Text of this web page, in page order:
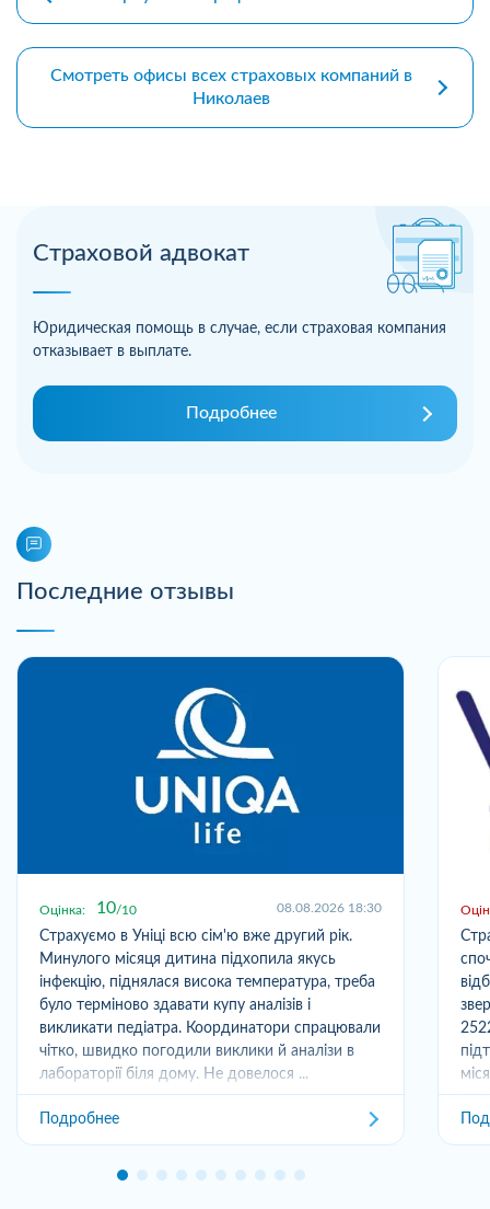
Страховой адвокат
Юридическая помощь в случае, если страховая компания
отказывает в выплате.
Подробнее
Последние отзывы
Оцінка: 10 10 08.08.2026 18:30
Страхуємо в Уніці всю сім'ю вже другий рік.
Минулого місяця дитина підхопила якусь
інфекцію, піднялася висока температура, треба
було терміново здавати купу аналізів і
викликати педіатра. Координатори спрацювали
чітко, швидко погодили виклики й аналізи в
лабораторії біля дому. Не довелося ...
Подробнее
Смотреть офисы всех страховых компаний в
Николаев